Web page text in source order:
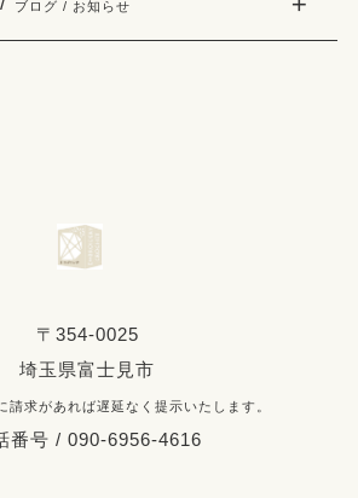
〒354-0025
埼玉県富士見市
請求があれば遅延なく提示いたします。
番号 / 090-6956-4616
ブログ / お知らせ